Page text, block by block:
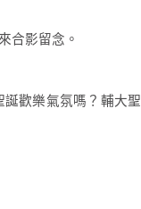
合影留念。
歡樂氣氛嗎？輔大聖